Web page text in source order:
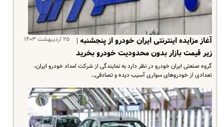
۲۵ اردیبهشت ۱۴۰۳
آغاز مزایده اینترنتی ایران خودرو از پنجشنبه |
زیر قیمت بازار بدون محدودیت خودرو بخرید
گروه صنعتی ایران خودرو در نظر دارد به نمایندگی از شرکت امداد خودرو ایران،
تعدادی از خودروهای سواری آسیب دیده و تصادفی…